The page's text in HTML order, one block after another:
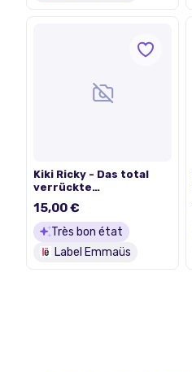
Kiki Ricky - Das total
verrückte
2006
15,00 €
Très bon état
Label Emmaüs